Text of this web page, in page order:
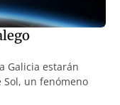
Galicia estarán
Sol, un fenómeno